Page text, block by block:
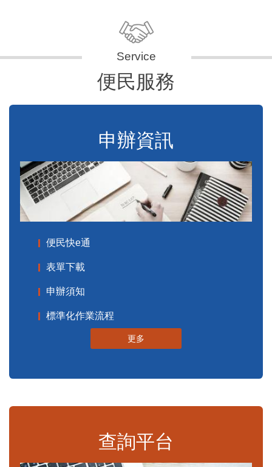
便民服務
申辦資訊
便民快e通
表單下載
申辦須知
標準化作業流程
更多
查詢平台